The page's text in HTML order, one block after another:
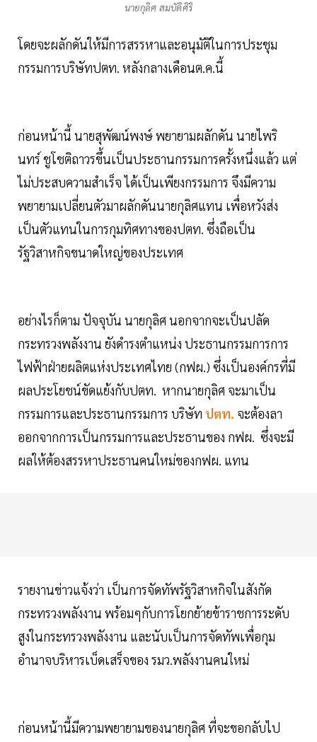
นายกุลิศ สมบัติศิริ
โดยจะผลักดันให้มีการสรรหาและอนุมัติในการประชุม
กรรมการบริษัทปตท. หลังกลางเดือนต.ค.นี้
ก่อนหน้านี้ นายสุพัฒน์พงษ์ พยายามผลักดัน นายไพริ
นทร์ ชูโชติถาวรขึ้นเป็นประธานกรรมการครั้งหนึ่งแล้ว แต่
ไม่ประสบความสำเร็จ ได้เป็นเพียงกรรมการ จึงมีความ
พยายามเปลี่ยนตัวมาผลักดันนายกุลิศแทน เพื่อหวังส่ง
เป็นตัวแทนในการกุมทิศทางของปตท. ซึ่งถือเป็น
รัฐวิสาหกิจขนาดใหญ่ของประเทศ
อย่างไรก็ตาม ปัจจุบัน นายกุลิศ นอกจากจะเป็นปลัด
กระทรวงพลังงาน ยังดำรงตำแหน่ง ประธานกรรมการการ
ไฟฟ้าฝ่ายผลิตแห่งประเทศไทย (กฟผ.) ซึ่งเป็นองค์กรที่มี
ผลประโยชน์ขัดแย้งกับปตท. หากนายกุลิศ จะมาเป็น
กรรมการและประธานกรรมการ บริษัท ปตท. จะต้องลา
ออกจากการเป็นกรรมการและประธานของ กฟผ. ซึ่งจะมี
ผลให้ต้องสรรหาประธานคนใหม่ของกฟผ. แทน
รายงานข่าวแจ้งว่า เป็นการจัดทัพรัฐวิสาหกิจในสังกัด
กระทรวงพลังงาน พร้อมๆกับการโยกย้ายข้าราชการระดับ
สูงในกระทรวงพลังงาน และนับเป็นการจัดทัพเพื่อกุม
อำนาจบริหารเบ็ดเสร็จของ รมว.พลังงานคนใหม่
ก่อนหน้านี้มีความพยายามของนายกุลิศ ที่จะขอกลับไป